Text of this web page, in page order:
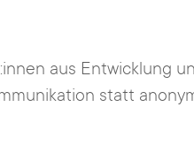
aus Entwicklung
statt